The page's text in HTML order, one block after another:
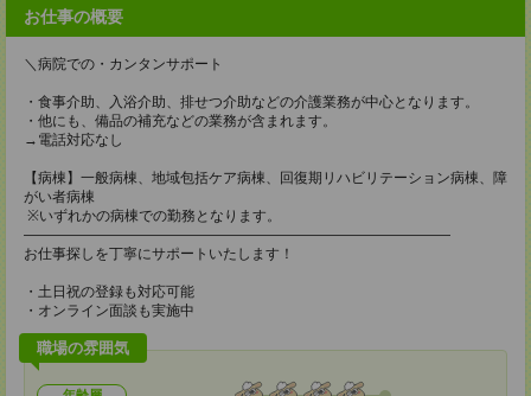
お仕事の概要
＼病院での・カンタンサポート
・食事介助、入浴介助、排せつ介助などの介護業務が中心となります。
・他にも、備品の補充などの業務が含まれます。
→電話対応なし
【病棟】一般病棟、地域包括ケア病棟、回復期リハビリテーション病棟、障
がい者病棟
※いずれかの病棟での勤務となります。
――――――――――――――――――――――――――――――
お仕事探しを丁寧にサポートいたします！
・土日祝の登録も対応可能
・オンライン面談も実施中
職場の雰囲気